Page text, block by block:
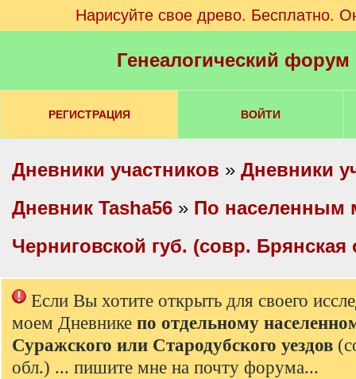
Нарисуйте свое древо. Бесплатно.
Генеалогический
РЕГИСТРАЦИЯ ВОЙТИ
Дневники участников » Дневники
Дневник Tasha56 » По населенным
Черниговской губ. (совр. Брянская
Если Вы хотите открыть для своего
моем Дневнике по отдельному
Суражского или Стародубского уездов
обл.) ... пишите мне на почту форума...